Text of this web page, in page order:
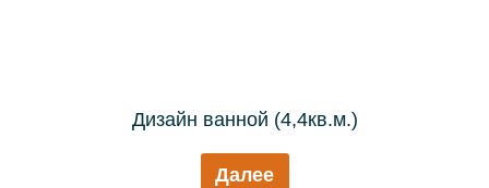
Дизайн ванной (4,4кв.м.)
Далее